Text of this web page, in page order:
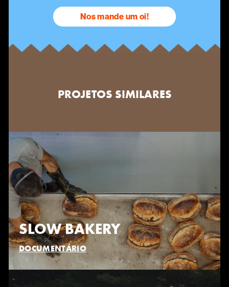
Nos mande um oi!
PROJETOS SIMILARES
SLOW BAKERY
DOCUMENTÁRIO